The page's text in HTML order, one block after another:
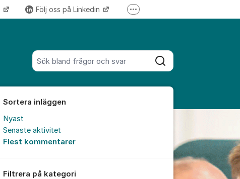
Sök bland alla inlägg
Sök
Följ oss på Linkedin Fler supportlänkar
Sortera inläggen
Nyast
Senaste aktivitet
Flest kommentarer
Filtrera på kategori